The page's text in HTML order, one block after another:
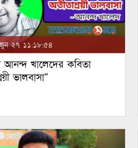
২৭ ১১:১৮:৫৪
আনন্দ খালেদের কবিতা
ভালবাসা”